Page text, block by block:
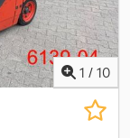
1 / 10